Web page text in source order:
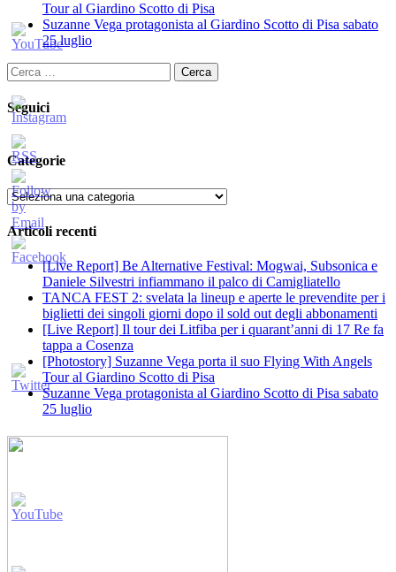
Tour al Giardino Scotto di Pisa
Suzanne Vega protagonista al Giardino Scotto di Pisa sabato
25 luglio
Ricerca
per:
Seguici
Categorie
Categorie
Articoli recenti
[Live Report] Be Alternative Festival: Mogwai, Subsonica e
Daniele Silvestri infiammano il palco di Camigliatello
TANCA FEST 2: svelata la lineup e aperte le prevendite per i
biglietti dei singoli giorni dopo il sold out degli abbonamenti
[Live Report] Il tour dei Litfiba per i quarant’anni di 17 Re fa
tappa a Cosenza
[Photostory] Suzanne Vega porta il suo Flying With Angels
Tour al Giardino Scotto di Pisa
Suzanne Vega protagonista al Giardino Scotto di Pisa sabato
25 luglio